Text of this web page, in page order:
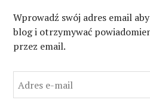
Wprowadź swój adres email
blog i otrzymywać
przez email.
d